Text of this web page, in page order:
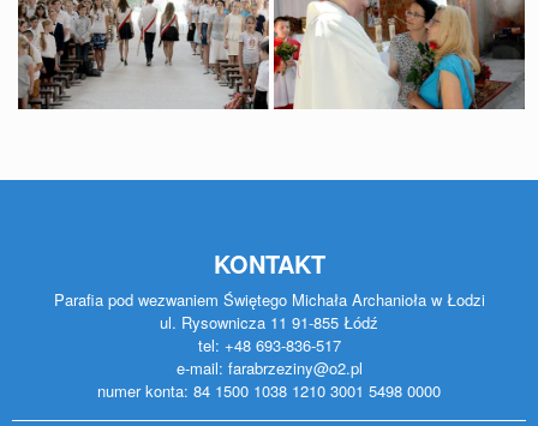
KONTAKT
Parafia pod wezwaniem Świętego Michała Archanioła w Łodzi
ul. Rysownicza 11 91-855 Łódź
tel: +48 693-836-517
e-mail: farabrzeziny@o2.pl
numer konta: 84 1500 1038 1210 3001 5498 0000